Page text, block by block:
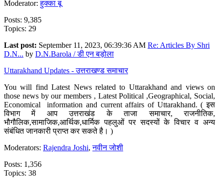
Moderator:हुक्का बू
Posts: 9,385
Topics: 29
Last post: September 11, 2023, 06:39:36 AM Re: Articles By Shri
D.N... by D.N.Barola / डी एन बड़ोला
Uttarakhand Updates - उत्तराखण्ड समाचार
You will find Latest News related to Uttarakhand and views on
those news by our members , Latest Political ,Geographical, Social,
Economical information and current affairs of Uttarakhand. ( इस
विभाग में आप उत्तराखंड के ताजा समाचार, राजनीतिक,
भौगौलिक,सामाजिक,आर्थिक,धार्मिक पहलुओं पर सदस्यों के विचार व अन्य
संबंधित जानकारी प्राप्त कर सकते है। )
Moderators: Rajendra Joshi,नवीन जोशी
Posts: 1,356
Topics: 38